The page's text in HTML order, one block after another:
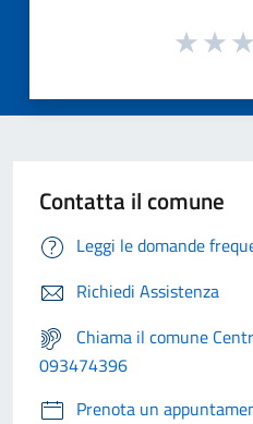
Contatta il comune
Leggi le domande
Richiedi Assistenza
Chiama il comune
093474396
Prenota un